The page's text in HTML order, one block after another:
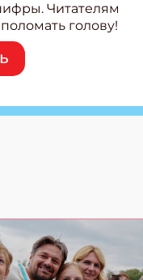
Читателям
голову!
и
Плетем
поделки
3 комикса